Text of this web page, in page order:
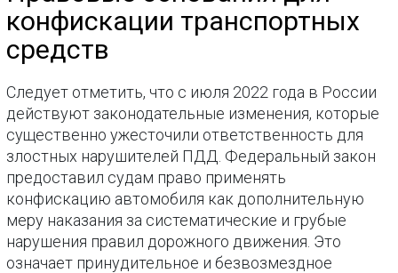
конфискации транспортных
средств
Следует отметить, что с июля 2022 года в России
действуют законодательные изменения, которые
существенно ужесточили ответственность для
злостных нарушителей ПДД. Федеральный закон
предоставил судам право применять
конфискацию автомобиля как дополнительную
меру наказания за систематические и грубые
нарушения правил дорожного движения. Это
означает принудительное и безвозмездное